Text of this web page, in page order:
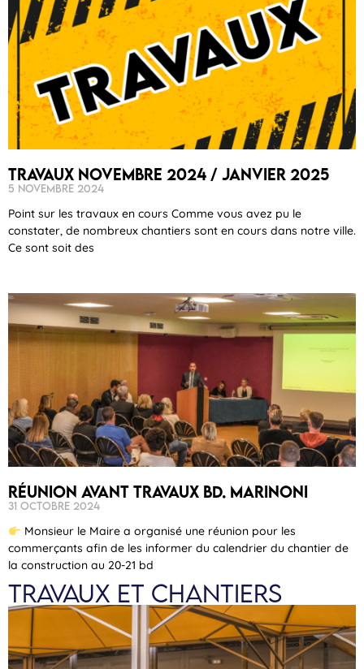
Travaux novembre 2024 / janvier 2025
5 novembre 2024
Point sur les travaux en cours Comme vous avez pu le
constater, de nombreux chantiers sont en cours dans notre ville.
Ce sont soit des
Réunion avant travaux bd. Marinoni
31 octobre 2024
Monsieur le Maire a organisé une réunion pour les
commerçants afin de les informer du calendrier du chantier de
la construction au 20-21 bd
Travaux et chantiers